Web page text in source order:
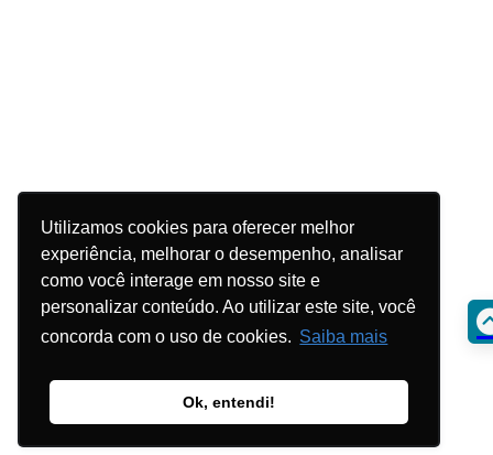
Utilizamos cookies para oferecer melhor
experiência, melhorar o desempenho, analisar
como você interage em nosso site e
personalizar conteúdo. Ao utilizar este site, você
concorda com o uso de cookies. Saiba mais
Ok, entendi!